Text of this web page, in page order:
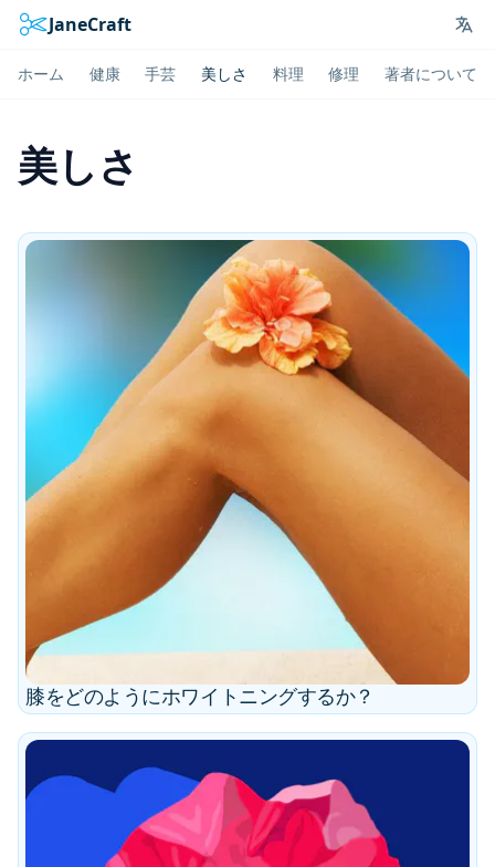
JaneCraft
ホーム 健康 手芸 美しさ 料理 修理 著者について
美しさ
膝をどのようにホワイトニングするか？